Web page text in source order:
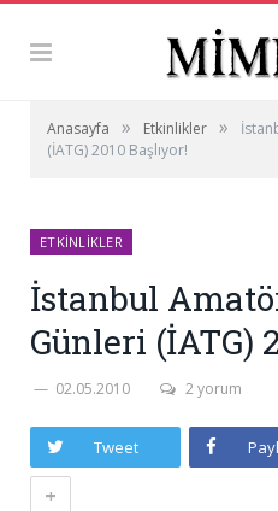
Anasayfa » Etkinlikler »
(İATG) 2010 Başlıyor!
ETKINLIKLER
İstanbul
Günleri (İATG)
02.05.2010 2 yorum
Tweet
+